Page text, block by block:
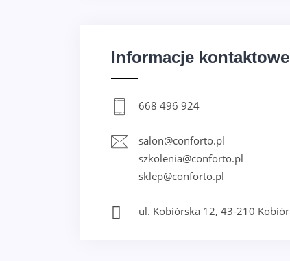
Informacje kontaktowe
668 496 924
salon@conforto.pl
szkolenia@conforto.pl
sklep@conforto.pl
ul. Kobiórska 12, 43-210 Kobiór